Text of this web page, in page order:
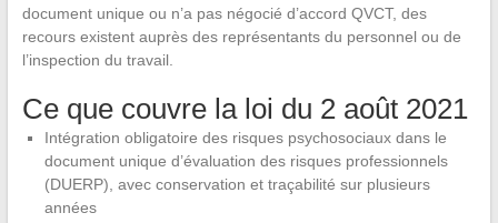
document unique ou n’a pas négocié d’accord QVCT, des
recours existent auprès des représentants du personnel ou de
l’inspection du travail.
Ce que couvre la loi du 2 août 2021
Intégration obligatoire des risques psychosociaux dans le
document unique d’évaluation des risques professionnels
(DUERP), avec conservation et traçabilité sur plusieurs
années